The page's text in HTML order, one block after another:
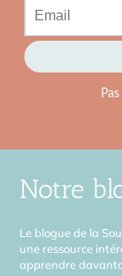
Notre
Le blogue de la
une ressource
apprendre